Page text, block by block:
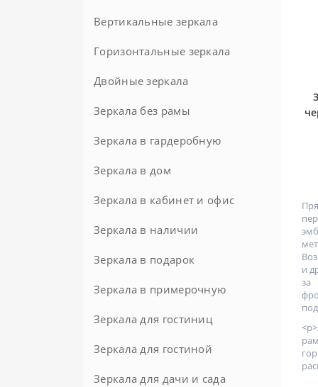
Шампань
Напольные в металлической
раме
Прованс
Современные
Черные
Вертикальные зеркала
Горизонтальные зеркала
Двойные зеркала
Зеркала без рамы
Зеркала в гардеробную
Зеркала в дом
Зеркала в кабинет и офис
Зеркала в наличии
Зеркала в подарок
Зеркала в примерочную
Зеркала для гостиниц
Зеркала для гостиной
Зеркала для дачи и сада
и
за